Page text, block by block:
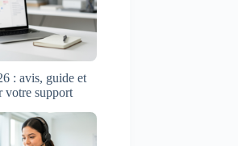
: avis, guide et
votre support